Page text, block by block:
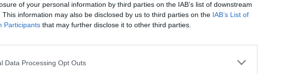
of your personal information by third parties on the IAB’s list of downstream
This information may also be disclosed by us to third parties on the IAB’s List of
Participants that may further disclose it to other third parties.
Data Processing Opt Outs
Famalicão são
Notícias Populares